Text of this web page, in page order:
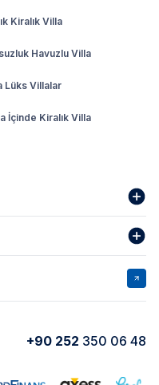
Kiralık Villa
Havuzlu Villa
Lüks Villalar
İçinde Kiralık Villa
Hesapları
Kiralarım
SLAY 1
MERT+90 252 350 06 48